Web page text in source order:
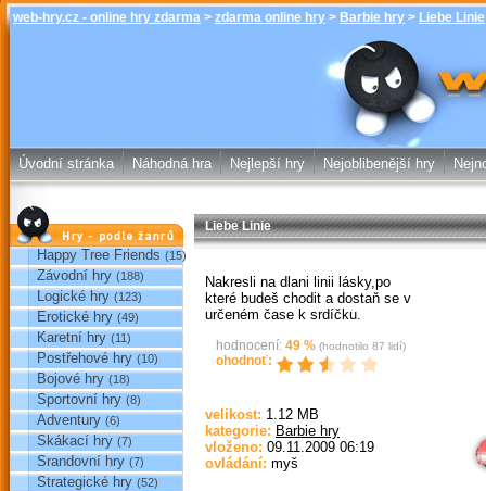
web-hry.cz - online hry zdarma > zdarma online hry > Barbie hry > Liebe Linie
Liebe Linie -
hry web-
Úvodní stránka Náhodná hra Nejlepší hry Nejoblibenější hry
Hry podle žánrů
Happy Tree Friends (15)
Závodní hry (188)
Logické hry (123)
Erotické hry (49)
Karetní hry (11)
Postřehové hry (10)
Bojové hry (18)
Sportovní hry (8)
Adventury (6)
Skákací hry (7)
Srandovní hry (7)
Strategické hry (52)
Liebe Linie
Nakresli na dlani linii lásky,po
které budeš chodit a dostaň se v
určeném čase k srdíčku.
hodnocení: 49 % (hodnotilo 87 lidí)
ohodnoť:
velikost: 1.12 MB
kategorie: Barbie hry
vloženo: 09.11.2009 06:19
ovládání: myš